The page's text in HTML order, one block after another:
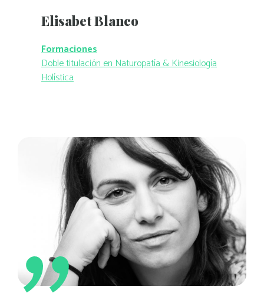
Elisabet Blanco
Formaciones
Doble titulación en Naturopatía & Kinesiología
Holística